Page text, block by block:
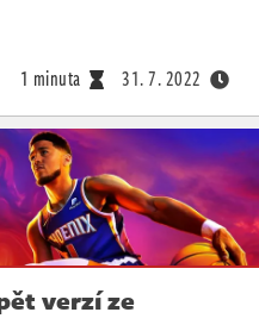
1 minuta 31. 7. 2022
verzí ze